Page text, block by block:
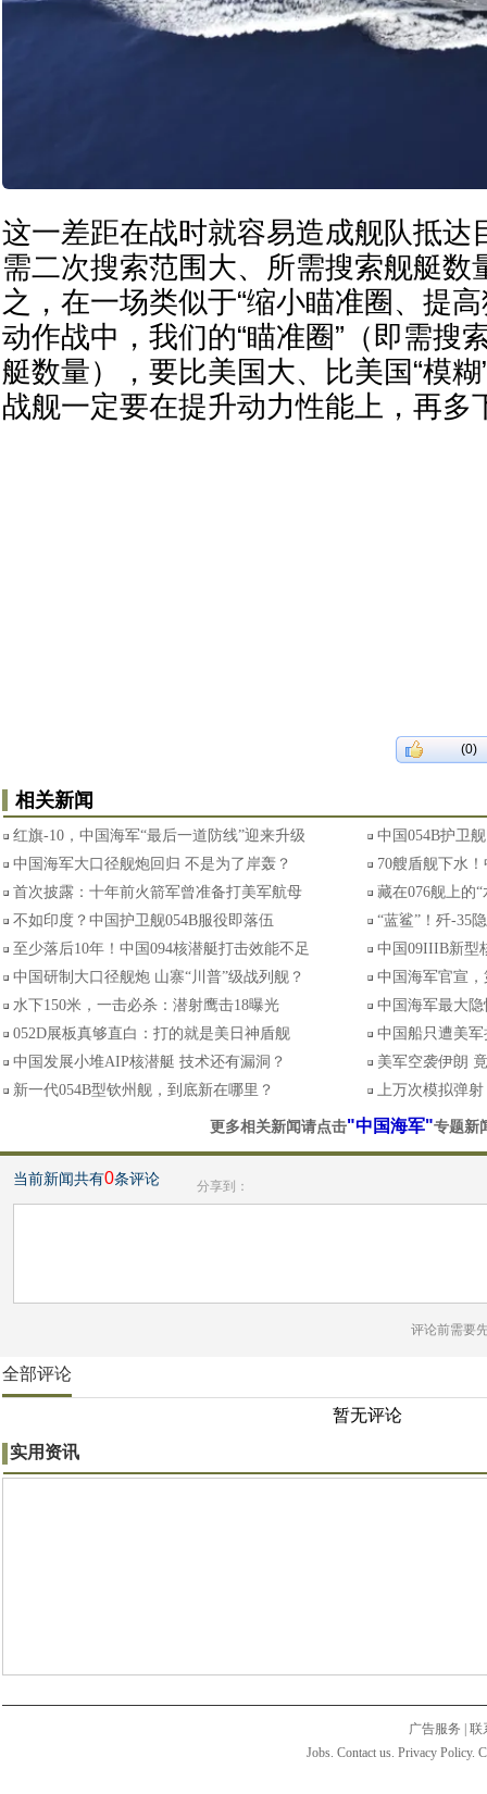
这一差距在战时就容易造成舰队抵达
需二次搜索范围大、所需搜索舰艇数
之，在一场类似于“缩小瞄准圈、提
动作战中，我们的“瞄准圈”（即需搜
艇数量），要比美国大、比美国“模
战舰一定要在提升动力性能上，再
(0)
相关新闻
红旗-10，中国海军“最后一道防线”迎来升级
中国054B护卫
中国海军大口径舰炮回归 不是为了岸轰？
70艘盾舰下水
首次披露：十年前火箭军曾准备打美军航母
藏在076舰上的
不如印度？中国护卫舰054B服役即落伍
“蓝鲨”！歼-35
至少落后10年！中国094核潜艇打击效能不足
中国09IIIB新型
中国研制大口径舰炮 山寨“川普”级战列舰？
中国海军官宣
水下150米，一击必杀：潜射鹰击18曝光
中国海军最大
052D展板真够直白：打的就是美日神盾舰
中国船只遭美
中国发展小堆AIP核潜艇 技术还有漏洞？
美军空袭伊朗
新一代054B型钦州舰，到底新在哪里？
上万次模拟弹
更多相关新闻请点击"中国海军"专题新
当前新闻共有0条评论 分享到：
评论前需要
全部评论
暂无评论
实用资讯
广告服务
联
Jobs. Contact us. Privacy Policy.